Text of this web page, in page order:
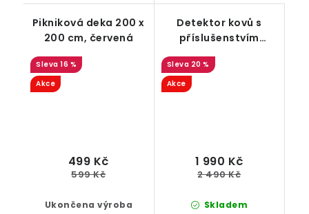
Pikniková deka 200 x
200 cm, červená
16 %
Akce
Ukončena výroba
499 Kč
599 Kč
Detektor kovů s
příslušenstvím
vodotěsný
20 %
Akce
Skladem
1 990 Kč
2 490 Kč